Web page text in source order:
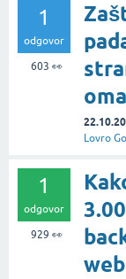
1
odgovor
603 👀
Lovro
1
odgovor
929 👀